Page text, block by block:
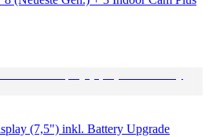
(7,5") inkl. Battery Upgrade